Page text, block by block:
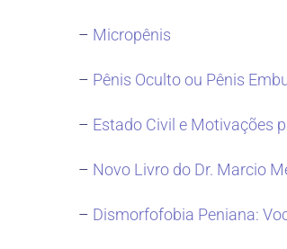
– Micropênis
– Pênis Oculto ou Pênis
– Estado Civil e Motivações
– Novo Livro do Dr. Marcio
– Dismorfofobia Peniana: